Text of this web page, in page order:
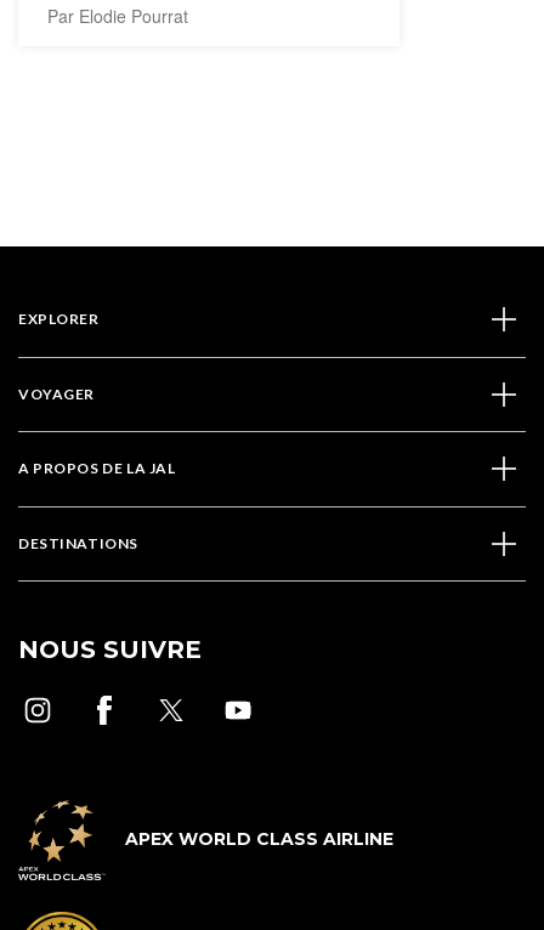
Par Elodie Pourrat
EXPLORER
VOYAGER
A PROPOS DE LA JAL
DESTINATIONS
NOUS SUIVRE
APEX WORLD CLASS AIRLINE